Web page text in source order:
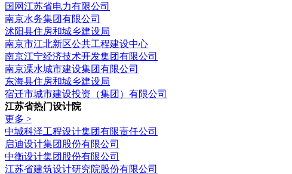
国网江苏省电力有限公司
南京水务集团有限公司
沭阳县住房和城乡建设局
南京市江北新区公共工程建设中心
南京江宁经济技术开发集团有限公司
南京溧水城市建设集团有限公司
东海县住房和城乡建设局
宿迁市城市建设投资（集团）有限公司
江苏省热门设计院
更多 >
中城科泽工程设计集团有限责任公司
启迪设计集团股份有限公司
中衡设计集团股份有限公司
江苏省建筑设计研究院股份有限公司